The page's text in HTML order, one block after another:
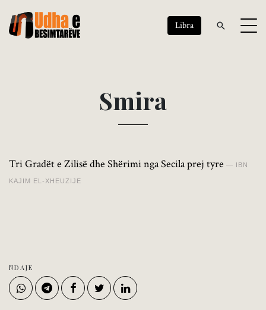
Libra
Smira
Tri Gradët e Zilisë dhe Shërimi nga Secila prej tyre IBN
KAJIM EL-XHEUZIJE
NDAJE